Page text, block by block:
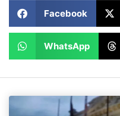
Facebook
WhatsApp